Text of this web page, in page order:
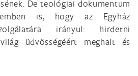
De teológiai dokumentum
is, hogy az Egyház
irányul: hirdetni
üdvösségéért meghalt és